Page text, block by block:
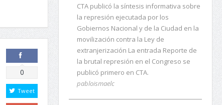
Comparte
0
Tweet
CTA publicó la síntesis informativa sobre
la represión ejecutada por los
Gobiernos Nacional y de la Ciudad en la
movilización contra la Ley de
extranjerización La entrada Reporte de
la brutal represión en el Congreso se
publicó primero en CTA.
pabloismaelc